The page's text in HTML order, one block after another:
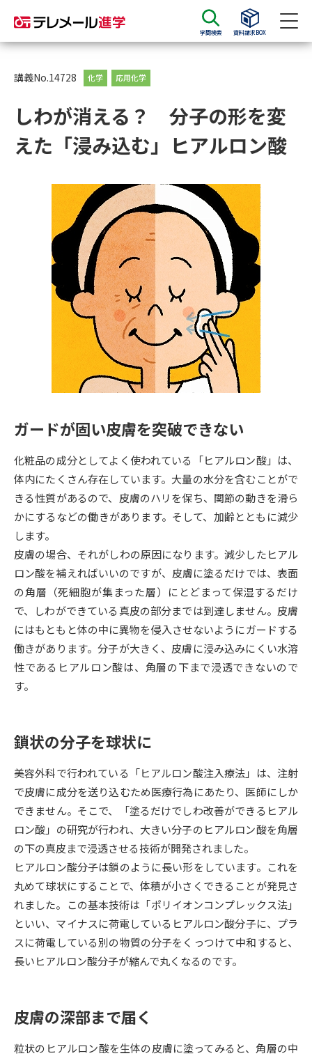
学問検索 資料請求BOX
資料請求
大学・短大の資料種類から請求
総合型選抜・学校推薦型選抜 募
大学入学共通テスト利用選抜の
募集要項＆願書
過去問題集
大学・短大以外の資料から請求
専門学校の資料請求 大学院の資料請求
留学・進学関連、塾・予備校
大学入学共通テスト「受験案
内」の請求
大学入学共通テスト「受験上の
配慮案内」の請求
高等学校卒業程度認定試験
幼稚園教員資格認定試験 小学校教員資格認定試験
高等学校（情報）教員資格認定
試験
大学研究 大学検索
大学で学べる内容や特徴を調べる
新増設大学・学部・学科特集
国際・グローバルに強い大学特
データサイエンス特集 奨学金・特待生制度特集
デジタルパンフレット
（高3生用）
SELFBRAND特集ページ
オープンキャンパスなどを調べる
オープンキャンパス検索 実施プログラムから探す
来場型・Web型イベント特集 夢ナビライブ
受験準備 資料検索
併願校選び
講義No.14728 化学 応用化学
しわが消える？ 分子の形を変
えた「浸み込む」ヒアルロン酸
ガードが固い皮膚を突破できない
化粧品の成分としてよく使われている「ヒアルロン酸」は、
体内にたくさん存在しています。大量の水分を含むことがで
きる性質があるので、皮膚のハリを保ち、関節の動きを滑ら
かにするなどの働きがあります。そして、加齢とともに減少
します。
皮膚の場合、それがしわの原因になります。減少したヒアル
ロン酸を補えればいいのですが、皮膚に塗るだけでは、表面
の角層（死細胞が集まった層）にとどまって保湿するだけ
で、しわができている真皮の部分までは到達しません。皮膚
にはもともと体の中に異物を侵入させないようにガードする
働きがあります。分子が大きく、皮膚に浸み込みにくい水溶
性であるヒアルロン酸は、角層の下まで浸透できないので
す。
鎖状の分子を球状に
美容外科で行われている「ヒアルロン酸注入療法」は、注射
で皮膚に成分を送り込むため医療行為にあたり、医師にしか
できません。そこで、「塗るだけでしわ改善ができるヒアル
ロン酸」の研究が行われ、大きい分子のヒアルロン酸を角層
の下の真皮まで浸透させる技術が開発されました。
ヒアルロン酸分子は鎖のように長い形をしています。これを
丸めて球状にすることで、体積が小さくできることが発見さ
れました。この基本技術は「ポリイオンコンプレックス法」
といい、マイナスに荷電しているヒアルロン酸分子に、プラ
スに荷電している別の物質の分子をくっつけて中和すると、
長いヒアルロン酸分子が縮んで丸くなるのです。
皮膚の深部まで届く
粒状のヒアルロン酸を生体の皮膚に塗ってみると、角層の中